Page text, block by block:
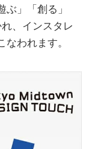
」「創る」
、インスタレ
われます。